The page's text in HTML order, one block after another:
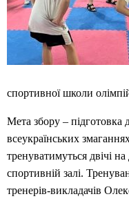
спортивної школи
Мета збору – підготовка
всеукраїнських
тренуватимуться двічі
спортивній залі.
тренерів-викладачів